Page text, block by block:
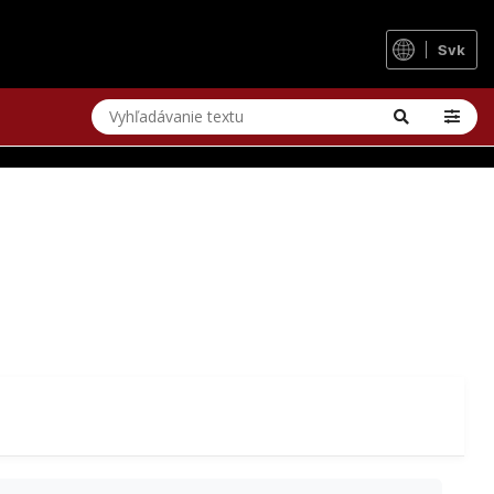
Svk
BY SCOTT
gravel maratón. Pri desiatom výročí podujatia
Gigele.